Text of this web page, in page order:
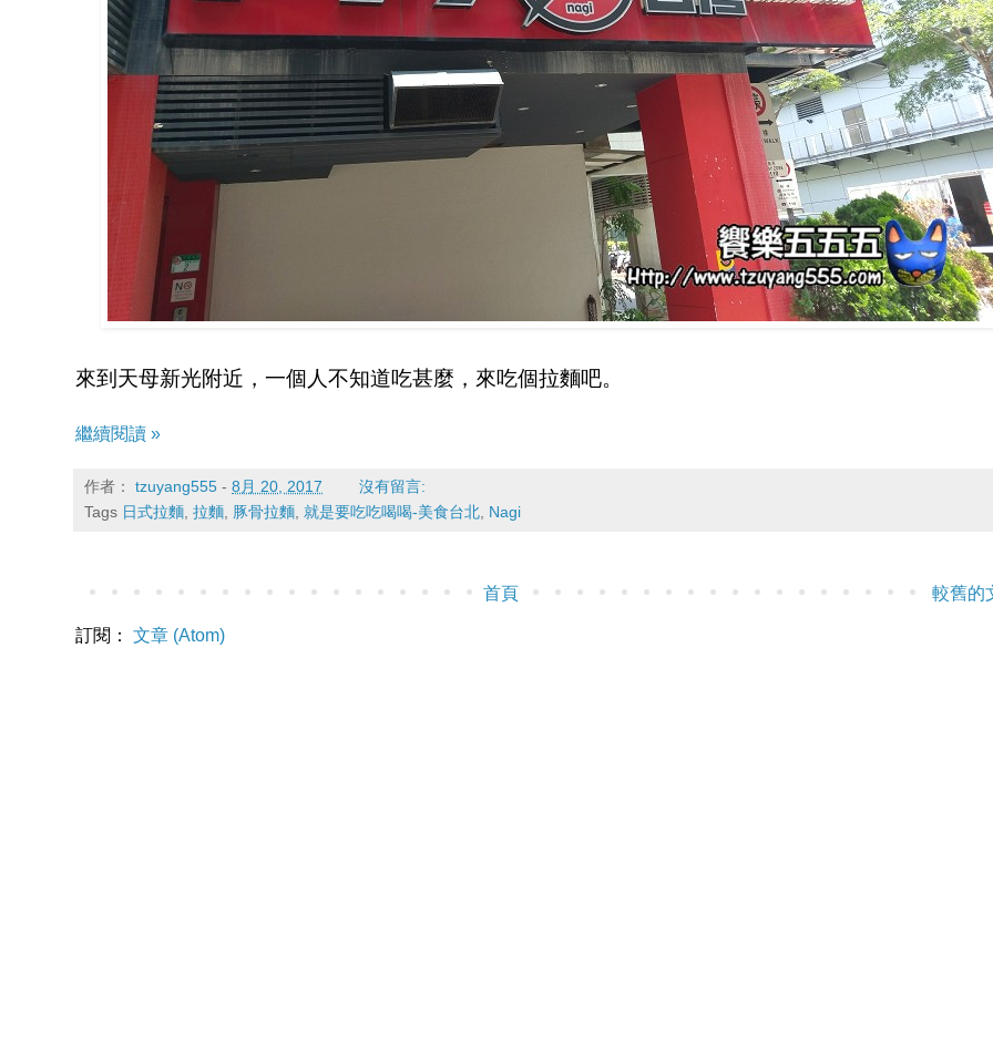
來到天母新光附近，一個人不知道吃甚麼，來吃個拉麵吧。
繼續閱讀 »
作者： tzuyang555 - 8月 20, 2017
沒有留言:
Tags 日式拉麵 拉麵 豚骨拉麵 就是要吃吃喝喝-美食台北 Nagi
較舊的
首頁
訂閱： 文章 (Atom)